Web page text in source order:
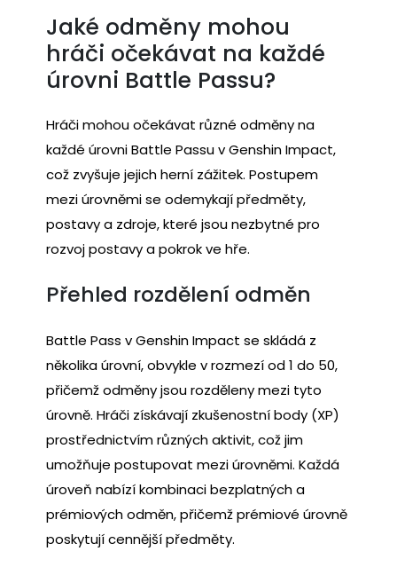
Jaké odměny mohou
hráči očekávat na každé
úrovni Battle Passu?
Hráči mohou očekávat různé odměny na
každé úrovni Battle Passu v Genshin Impact,
což zvyšuje jejich herní zážitek. Postupem
mezi úrovněmi se odemykají předměty,
postavy a zdroje, které jsou nezbytné pro
rozvoj postavy a pokrok ve hře.
Přehled rozdělení odměn
Battle Pass v Genshin Impact se skládá z
několika úrovní, obvykle v rozmezí od 1 do 50,
přičemž odměny jsou rozděleny mezi tyto
úrovně. Hráči získávají zkušenostní body (XP)
prostřednictvím různých aktivit, což jim
umožňuje postupovat mezi úrovněmi. Každá
úroveň nabízí kombinaci bezplatných a
prémiových odměn, přičemž prémiové úrovně
poskytují cennější předměty.